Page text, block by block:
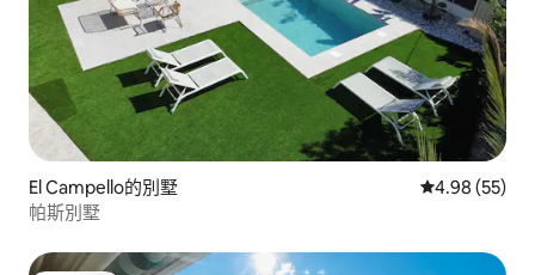
El Campello的別墅 從 55 則評價
4.98 (55)
帕斯別墅